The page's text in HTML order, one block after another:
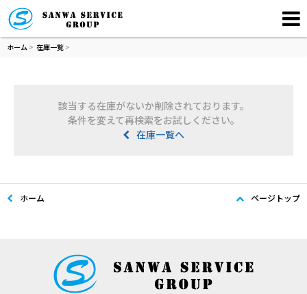
ホーム > 在庫一覧 >
該当する在庫がないか削除されております。
条件を変えて再検索をお試しください。
在庫一覧へ
ホーム ページトップ